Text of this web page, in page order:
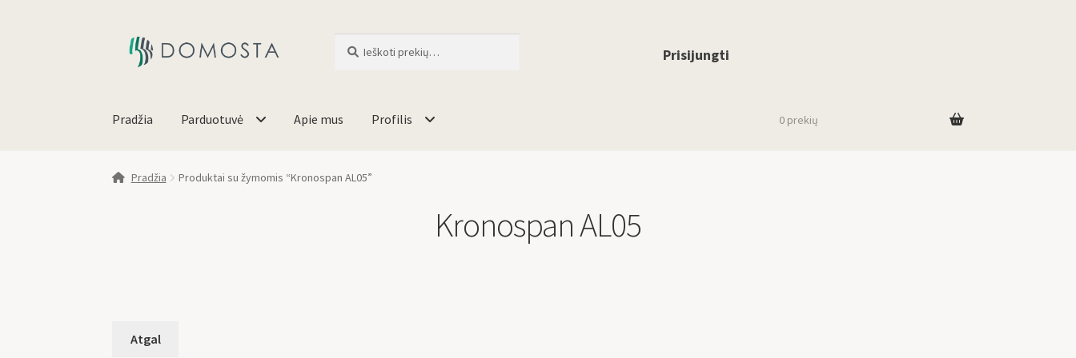
Prisijungti
Pradžia Parduotuvė Apie mus Profilis 0 prekių
Pradžia Produktai su žymomis “Kronospan AL05”
Kronospan AL05